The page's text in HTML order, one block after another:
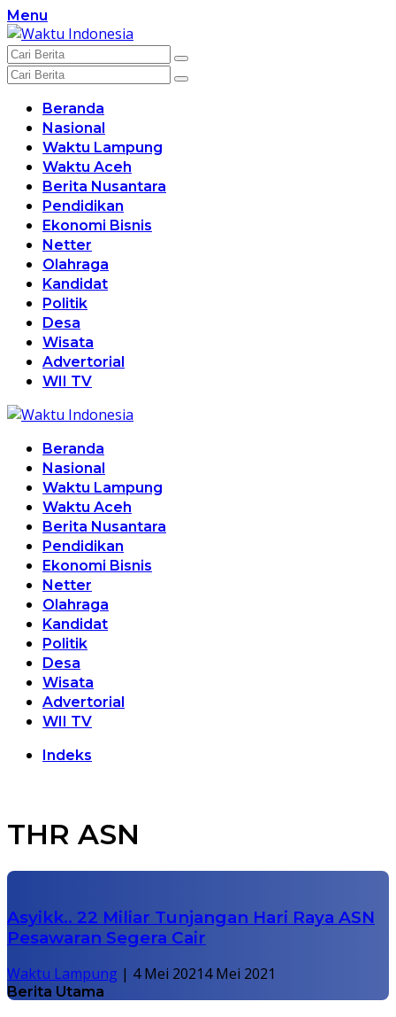
Langsung
ke
konten
Menu
Beranda
Nasional
Waktu Lampung
Waktu Aceh
Berita Nusantara
Pendidikan
Ekonomi Bisnis
Netter
Olahraga
Kandidat
Politik
Desa
Wisata
Advertorial
WII TV
Beranda
Nasional
Waktu Lampung
Waktu Aceh
Berita Nusantara
Pendidikan
Ekonomi Bisnis
Netter
Olahraga
Kandidat
Politik
Desa
Wisata
Advertorial
WII TV
Indeks
THR ASN
Asyikk.. 22 Miliar Tunjangan Hari Raya ASN
Pesawaran Segera Cair
Waktu Lampung | 4 Mei 20214 Mei 2021
Berita Utama